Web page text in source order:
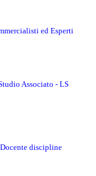
ed Esperti
Associato - LS
discipline